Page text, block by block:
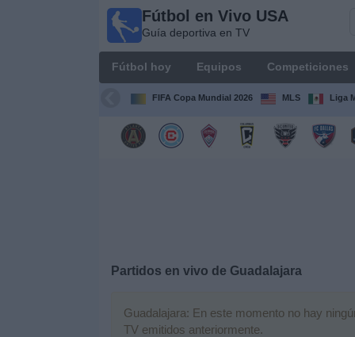
Fútbol en Vivo USA
Guía deportiva en TV
Fútbol hoy Equipos Competiciones
FIFA Copa Mundial 2026 MLS Liga
Partidos en vivo de Guadalajara
Guadalajara: En este momento no hay
TV emitidos anteriormente.